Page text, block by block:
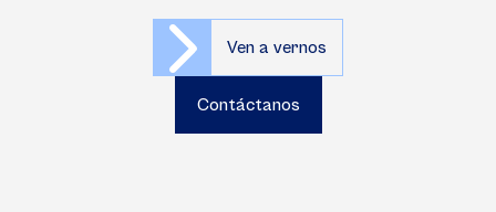
Ven a vernos
Contáctanos